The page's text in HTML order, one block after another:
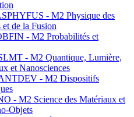
- M2 Physique des
et de la Fusion
- M2 Probabilités et
- M2 Quantique, Lumière,
et Nanosciences
- M2 Dispositifs
- M2 Science des Matériaux et
Objets